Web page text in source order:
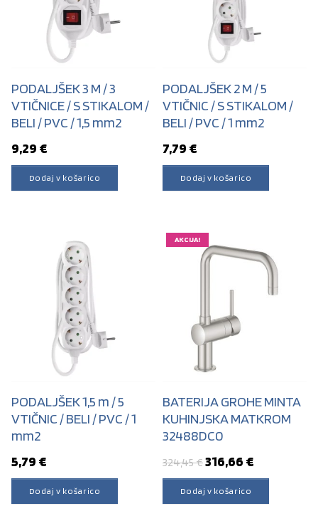
PODALJŠEK 3 M / 3
VTIČNICE / S STIKALOM /
BELI / PVC / 1,5 mm2
9,29 €
Dodaj v košarico
PODALJŠEK 2 M / 5
VTIČNIC / S STIKALOM /
BELI / PVC / 1 mm2
7,79 €
Dodaj v košarico
PODALJŠEK 1,5 m / 5
VTIČNIC / BELI / PVC / 1
mm2
5,79 €
Dodaj v košarico
BATERIJA GROHE MINTA
KUHINJSKA MATKROM
32488DC0
AKCIJA!
324,45€Izvirna cena je
316,66 €
Dodaj v košarico